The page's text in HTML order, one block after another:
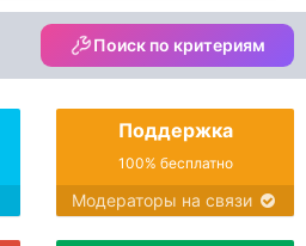
Поиск по критериям
Поддержка
100% бесплатно
Модераторы на связи